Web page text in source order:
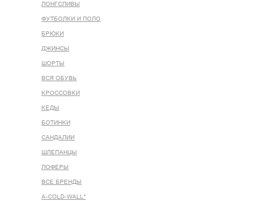
ЛОНГСЛИВЫ
ФУТБОЛКИ И ПОЛО
БРЮКИ
ДЖИНСЫ
ШОРТЫ
ВСЯ ОБУВЬ
КРОССОВКИ
КЕДЫ
БОТИНКИ
САНДАЛИИ
ШЛЕПАНЦЫ
ЛОФЕРЫ
ВСЕ БРЕНДЫ
A-COLD-WALL*